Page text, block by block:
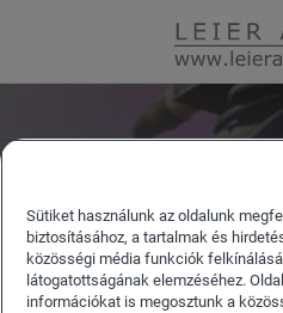
HÍREK
Aktuális híreink
Sütiket használunk az oldalunk
biztosításához, a tartalmak és
közösségi média funkciók
látogatottságának elemzéséhez.
információkat is megosztunk a